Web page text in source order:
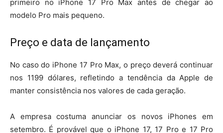
primeiro no iPhone 17 Pro Max antes de chegar ao
modelo Pro mais pequeno.
Preço e data de lançamento
No caso do iPhone 17 Pro Max, o preço deverá continuar
nos 1199 dólares, refletindo a tendência da Apple de
manter consistência nos valores de cada geração.
A empresa costuma anunciar os novos iPhones em
setembro. É provável que o iPhone 17, 17 Pro e 17 Pro